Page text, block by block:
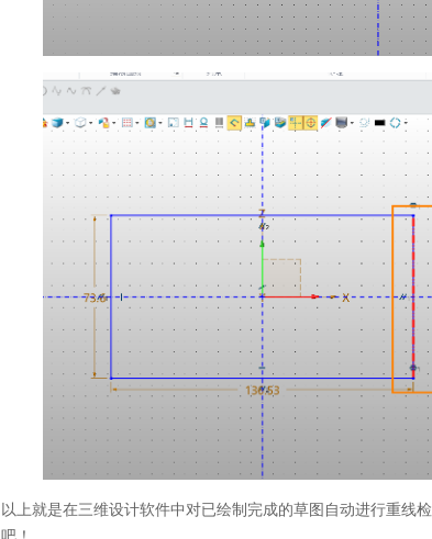
以上就是在三维设计软件中对已绘制完成的草图自动进行重线
吧！